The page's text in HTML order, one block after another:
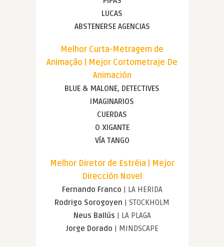
LUCAS
ABSTENERSE AGENCIAS
Melhor Curta-Metragem de
Animação | Mejor Cortometraje De
Animación
BLUE & MALONE, DETECTIVES
IMAGINARIOS
CUERDAS
O XIGANTE
VÍA TANGO
Melhor Diretor de Estréia | Mejor
Dirección Novel
Fernando Franco | LA HERIDA
Rodrigo Sorogoyen | STOCKHOLM
Neus Ballús | LA PLAGA
Jorge Dorado | MINDSCAPE